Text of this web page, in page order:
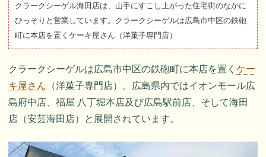
クラークシーゲル海田店は、山手にすこし上がった住宅街のなかに
ひっそりと営業しています。クラークシーゲルは広島市中区の鉄砲
町に本店を置くケーキ屋さん（洋菓子専門店）
クラークシーゲルは広島市中区の鉄砲町に本店を置くケー
キ屋さん （洋菓子専門店）。広島県内ではイオンモール広
島府中店、福屋 八丁堀本店及び広島駅前店、そして海田
店（安芸海田店）と展開されています。